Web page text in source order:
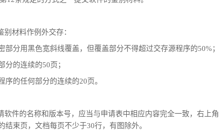
材料作例外交存：
分用黑色宽斜线覆盖，但覆盖部分不得超过交存源程序的50%；
的连续的50页；
的任何部分的连续的20页。
件的名称和版本号，应当与申请表中相应内容完全一致，右上角
束页，文档每页不少于30行，有图除外。